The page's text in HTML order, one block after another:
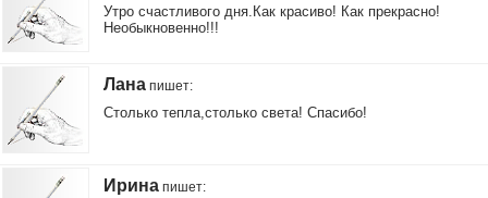
Утро счастливого дня.Как красиво! Как прекрасно!
Необыкновенно!!!
Лана пишет:
Столько тепла,столько света! Спасибо!
Ирина пишет: